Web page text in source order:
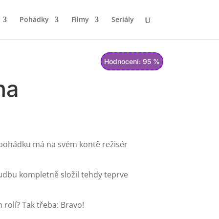
Pohádky Filmy Seriály
Hodnocení: 95 %
má na svém kontě režisér
kompletně složil tehdy teprve
Tak třeba: Bravo!